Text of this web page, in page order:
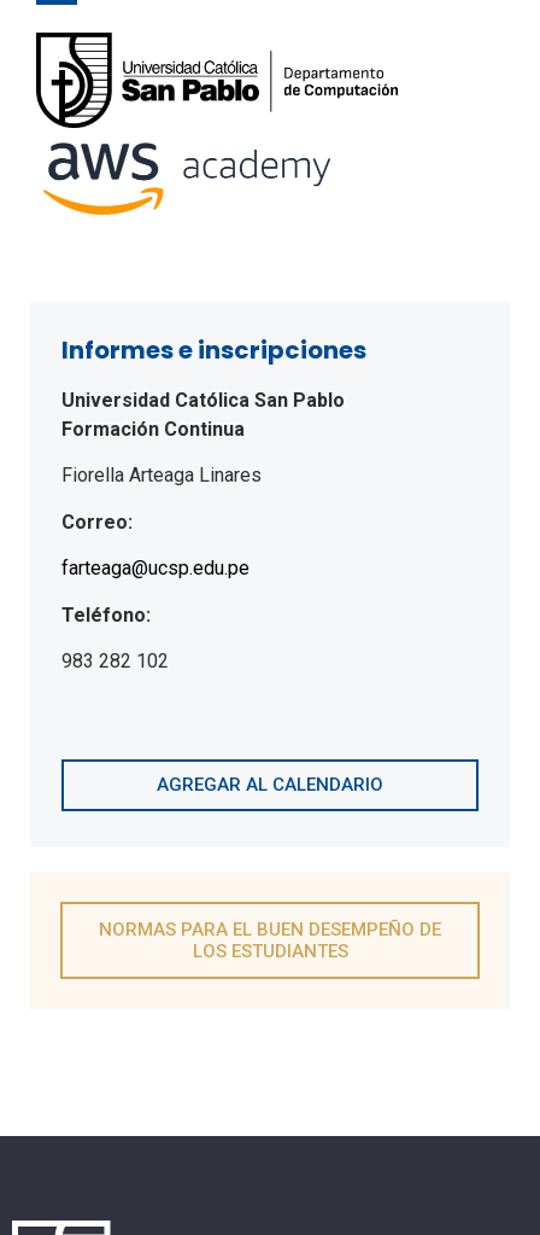
Informes e inscripciones
Universidad Católica San Pablo
Formación Continua
Fiorella Arteaga Linares
Correo:
farteaga@ucsp.edu.pe
Teléfono:
983 282 102
AGREGAR AL CALENDARIO
NORMAS PARA EL BUEN DESEMPEÑO DE
LOS ESTUDIANTES